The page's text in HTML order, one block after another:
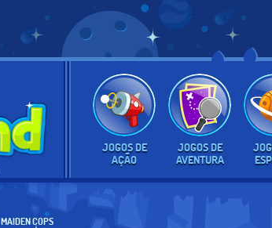
JOGOS DE
AÇÃO
JOGOS DE
AVENTURA
MAIDEN COPS